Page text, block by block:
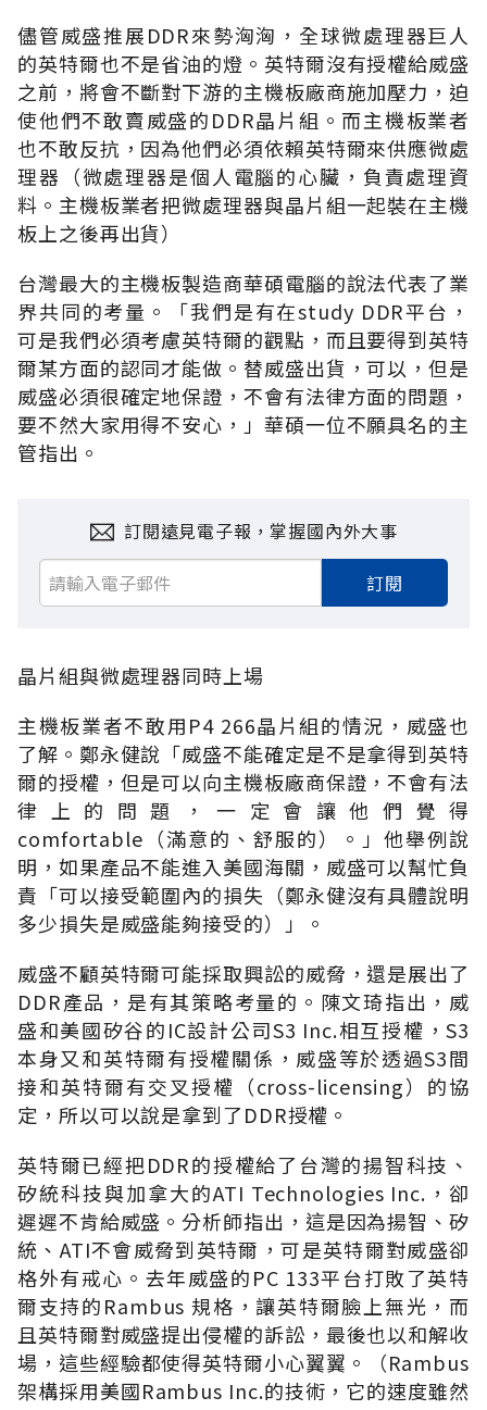
儘管威盛推展DDR來勢洶洶，全球微處理器巨人
的英特爾也不是省油的燈。英特爾沒有授權給威盛
之前，將會不斷對下游的主機板廠商施加壓力，迫
使他們不敢賣威盛的DDR晶片組。而主機板業者
也不敢反抗，因為他們必須依賴英特爾來供應微處
理器（微處理器是個人電腦的心臟，負責處理資
料。主機板業者把微處理器與晶片組一起裝在主機
板上之後再出貨）
台灣最大的主機板製造商華碩電腦的說法代表了業
界共同的考量。「我們是有在study DDR平台，
可是我們必須考慮英特爾的觀點，而且要得到英特
爾某方面的認同才能做。替威盛出貨，可以，但是
威盛必須很確定地保證，不會有法律方面的問題，
要不然大家用得不安心，」華碩一位不願具名的主
管指出。
訂閱遠見電子報，掌握國內外大事
訂閱
晶片組與微處理器同時上場
主機板業者不敢用P4 266晶片組的情況，威盛也
了解。鄭永健說「威盛不能確定是不是拿得到英特
爾的授權，但是可以向主機板廠商保證，不會有法
律上的問題，一定會讓他們覺得
comfortable（滿意的、舒服的）。」他舉例說
明，如果產品不能進入美國海關，威盛可以幫忙負
責「可以接受範圍內的損失（鄭永健沒有具體說明
多少損失是威盛能夠接受的）」。
威盛不顧英特爾可能採取興訟的威脅，還是展出了
DDR產品，是有其策略考量的。陳文琦指出，威
盛和美國矽谷的IC設計公司S3 Inc.相互授權，S3
本身又和英特爾有授權關係，威盛等於透過S3間
接和英特爾有交叉授權（cross-licensing）的協
定，所以可以說是拿到了DDR授權。
英特爾已經把DDR的授權給了台灣的揚智科技、
矽統科技與加拿大的ATI Technologies Inc.，卻
遲遲不肯給威盛。分析師指出，這是因為揚智、矽
統、ATI不會威脅到英特爾，可是英特爾對威盛卻
格外有戒心。去年威盛的PC 133平台打敗了英特
爾支持的Rambus 規格，讓英特爾臉上無光，而
且英特爾對威盛提出侵權的訴訟，最後也以和解收
場，這些經驗都使得英特爾小心翼翼。（Rambus
架構採用美國Rambus Inc.的技術，它的速度雖然